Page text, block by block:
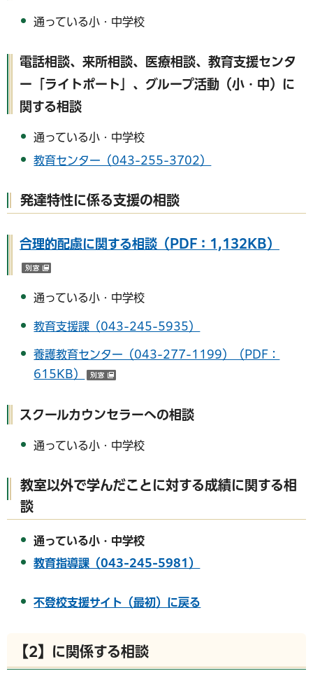
通っている小・中学校
電話相談、来所相談、医療相談、教育支援センタ
ー「ライトポート」、グループ活動（小・中）に
関する相談
通っている小・中学校
教育センター（043-255-3702）
発達特性に係る支援の相談
合理的配慮に関する相談（PDF：1,132KB）
通っている小・中学校
教育支援課（043-245-5935）
養護教育センター（043-277-1199）（PDF：
615KB）
スクールカウンセラーへの相談
通っている小・中学校
教室以外で学んだことに対する成績に関する相
談
通っている小・中学校
教育指導課（043-245-5981）
不登校支援サイト（最初）に戻る
【2】に関係する相談